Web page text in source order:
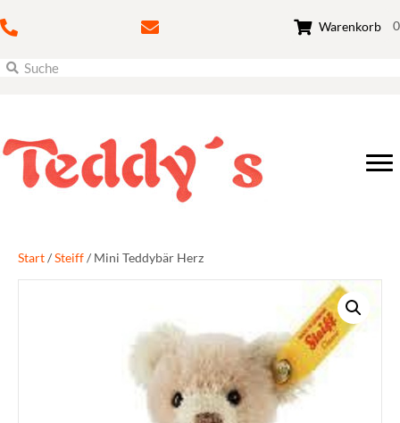
Warenkorb 0
Start/Steiff/ Mini Teddybär Herz